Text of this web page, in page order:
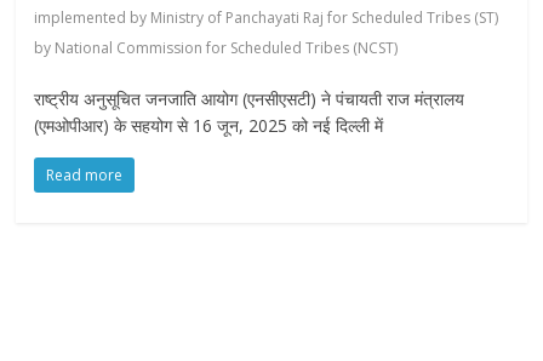
implemented by Ministry of Panchayati Raj for Scheduled Tribes (ST)
by National Commission for Scheduled Tribes (NCST)
राष्ट्रीय अनुसूचित जनजाति आयोग (एनसीएसटी) ने पंचायती राज मंत्रालय
(एमओपीआर) के सहयोग से 16 जून, 2025 को नई दिल्ली में
Read more